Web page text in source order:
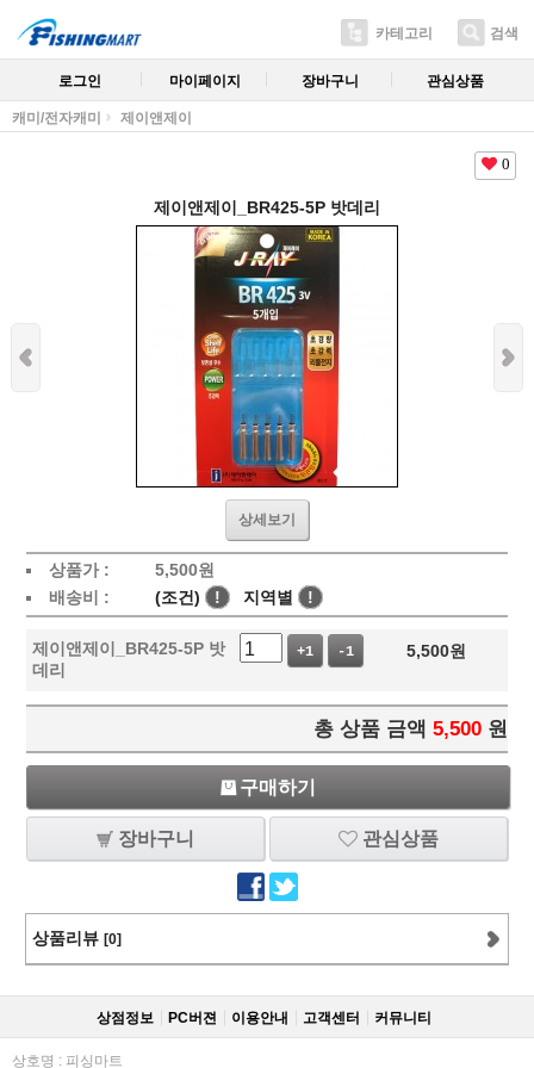
카테고리 검색
로그인 마이페이지 장바구니 관심상품
캐미/전자캐미 제이앤제이
0
제이앤제이_BR425-5P 밧데리
상세보기
상품가 : 5,500원
배송비 :
(조건) ! 지역별 !
제이앤제이_BR425-5P 밧
데리
+1 -1 5,500원
총 상품 금액 5,500 원
구매하기
장바구니 관심상품
상품리뷰 [0]
상점정보 PC버젼 이용안내 고객센터 커뮤니티
상호명 : 피싱마트